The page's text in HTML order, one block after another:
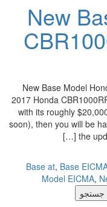
New
New Base Model
2017 Honda
with its roughly
soon), then you will be
the
Base at,Base
Model EICMA